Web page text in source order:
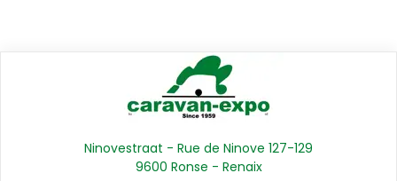
Ninovestraat - Rue de Ninove 127-129
9600 Ronse - Renaix